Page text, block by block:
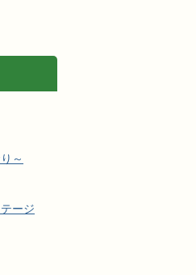
～
ージ